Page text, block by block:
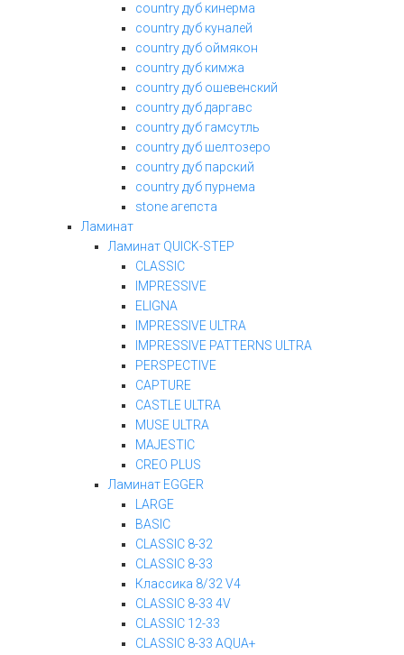
country дуб кинерма
country дуб куналей
country дуб оймякон
country дуб кимжа
country дуб ошевенский
country дуб даргавс
country дуб гамсутль
country дуб шелтозеро
country дуб парский
country дуб пурнема
stone агепста
Ламинат
Ламинат QUICK-STEP
CLASSIC
IMPRESSIVE
ELIGNA
IMPRESSIVE ULTRA
IMPRESSIVE PATTERNS ULTRA
PERSPECTIVE
CAPTURE
CASTLE ULTRA
MUSE ULTRA
MAJESTIC
CREO PLUS
Ламинат EGGER
LARGE
BASIC
CLASSIC 8-32
CLASSIC 8-33
Классика 8/32 V4
CLASSIC 8-33 4V
CLASSIC 12-33
CLASSIC 8-33 AQUA+